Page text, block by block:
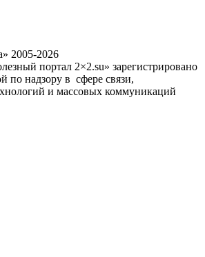
2005-2026
портал 2×2.su» зарегистрировано
по надзору в сфере связи,
и массовых коммуникаций